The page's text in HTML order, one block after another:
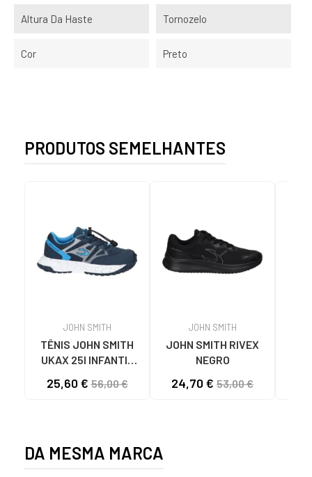
Altura Da Haste Tornozelo
Cor Preto
PRODUTOS SEMELHANTES
JOHN SMITH
TÊNIS JOHN SMITH
UKAX 25I INFANTIL
25,60 €56,00 €
JOHN SMITH
JOHN SMITH RIVEX
NEGRO
24,70 € 53,00 €
DA MESMA MARCA